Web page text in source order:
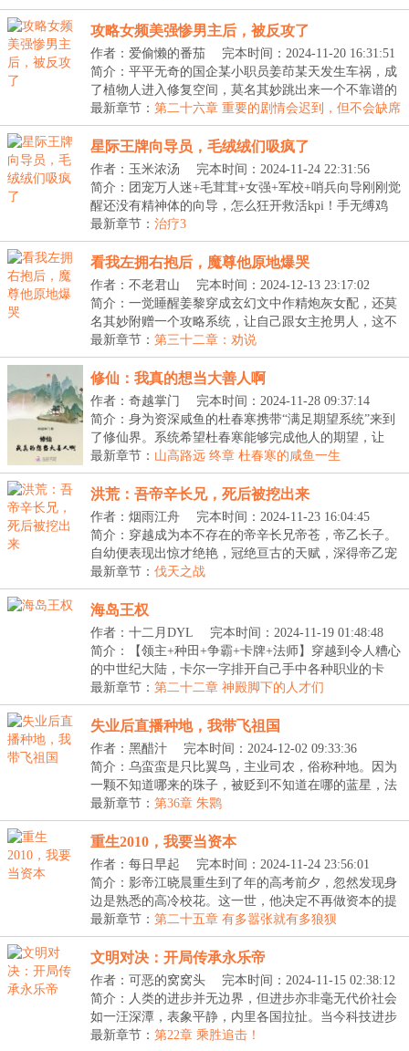
攻略女频美强惨男主后，被反攻了
作者：爱偷懒的番茄
完本时间：2024-11-20 16:31:51
简介：平平无奇的国企某小职员姜茚某天发生车祸，成
了植物人进入修复空间，莫名其妙跳出来一个不靠谱的
系...
最新章节： 第二十六章 重要的剧情会迟到，但不会缺席
星际王牌向导员，毛绒绒们吸疯了
作者：玉米浓汤
完本时间：2024-11-24 22:31:56
简介：团宠万人迷+毛茸茸+女强+军校+哨兵向导刚刚觉
醒还没有精神体的向导，怎么狂开救活kpi！手无缚鸡
之...
最新章节： 治疗3
看我左拥右抱后，魔尊他原地爆哭
作者：不老君山
完本时间：2024-12-13 23:17:02
简介：一觉睡醒姜黎穿成玄幻文中作精炮灰女配，还莫
名其妙附赠一个攻略系统，让自己跟女主抢男人，这不
是...
最新章节： 第三十二章：劝说
修仙：我真的想当大善人啊
作者：奇越掌门
完本时间：2024-11-28 09:37:14
简介：身为资深咸鱼的杜春寒携带“满足期望系统”来到
了修仙界。系统希望杜春寒能够完成他人的期望，让
他...
最新章节： 山高路远 终章 杜春寒的咸鱼一生
洪荒：吾帝辛长兄，死后被挖出来
作者：烟雨江舟
完本时间：2024-11-23 16:04:45
简介：穿越成为本不存在的帝辛长兄帝苍，帝乙长子。
自幼便表现出惊才绝艳，冠绝亘古的天赋，深得帝乙宠
爱...
最新章节： 伐天之战
海岛王权
作者：十二月DYL
完本时间：2024-11-19 01:48:48
简介：【领主+种田+争霸+卡牌+法师】穿越到令人糟心
的中世纪大陆，卡尔一字排开自己手中各种职业的卡
牌。...
最新章节： 第二十二章 神殿脚下的人才们
失业后直播种地，我带飞祖国
作者：黑醋汁
完本时间：2024-12-02 09:33:36
简介：乌蛮蛮是只比翼鸟，主业司农，俗称种地。因为
一颗不知道哪来的珠子，被贬到不知道在哪的蓝星，法
力...
最新章节： 第36章 朱鹮
重生2010，我要当资本
作者：每日早起
完本时间：2024-11-24 23:56:01
简介：影帝江晓晨重生到了年的高考前夕，忽然发现身
边是熟悉的高冷校花。这一世，他决定不再做资本的提
线...
最新章节： 第二十五章 有多嚣张就有多狼狈
文明对决：开局传承永乐帝
作者：可恶的窝窝头
完本时间：2024-11-15 02:38:12
简介：人类的进步并无边界，但进步亦非毫无代价社会
如一汪深潭，表象平静，内里各国拉扯。当今科技进步
缓...
最新章节： 第22章 乘胜追击！